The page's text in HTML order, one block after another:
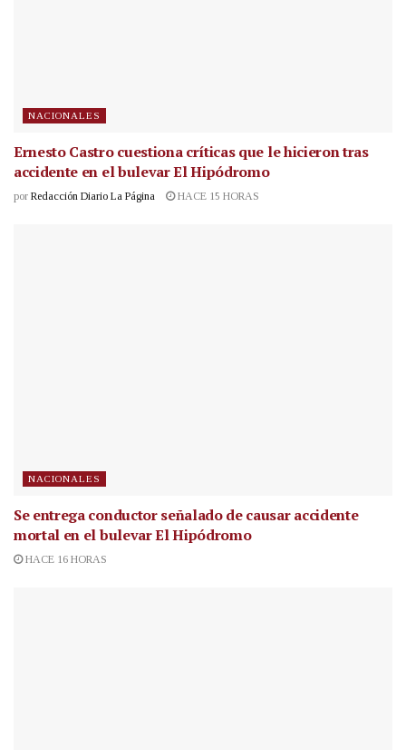
NACIONALES
Ernesto Castro cuestiona críticas que le hicieron tras
accidente en el bulevar El Hipódromo
por Redacción Diario La Página HACE 15 HORAS
NACIONALES
Se entrega conductor señalado de causar accidente
mortal en el bulevar El Hipódromo
HACE 16 HORAS